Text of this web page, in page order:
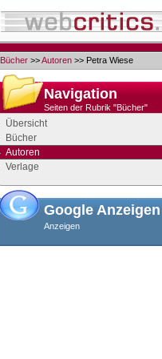
Bücher >>Autoren >> Petra Wiese
Navigation
Seiten der Rubrik "Bücher"
Übersicht
Bücher
Autoren
Verlage
Google Anzeigen
Anzeigen